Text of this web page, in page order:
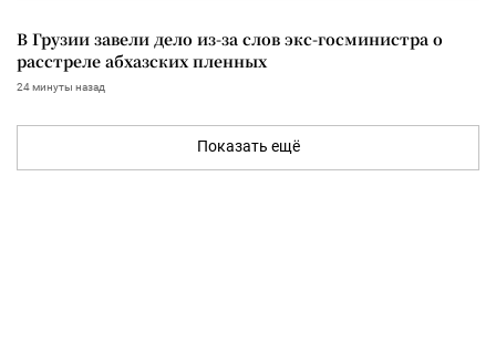
В Грузии завели дело из-за слов экс-госминистра о
расстреле абхазских пленных
24 минуты назад
Показать ещё